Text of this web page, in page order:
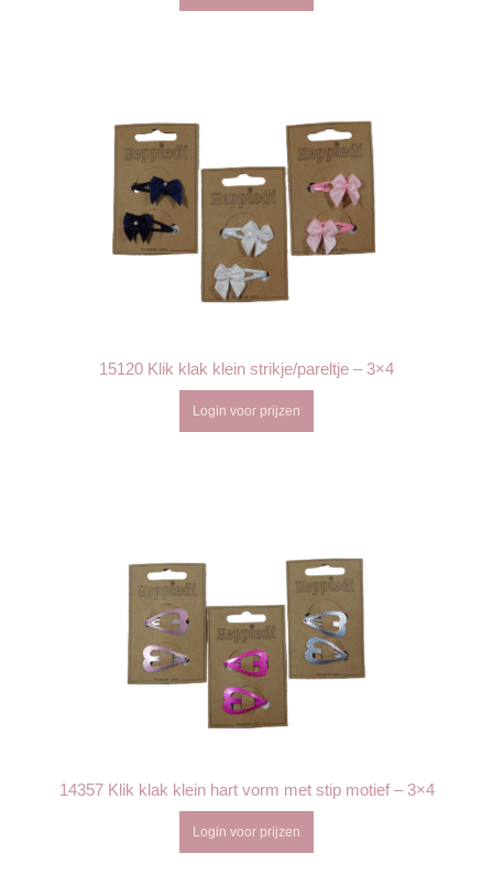
15120 Klik klak klein strikje/pareltje – 3×4
Login voor prijzen
14357 Klik klak klein hart vorm met stip motief – 3×4
Login voor prijzen